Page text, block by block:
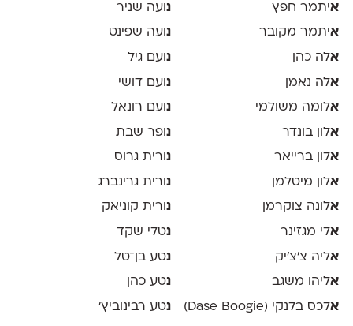
איתמר חפץ
איתמר מקובר
אלה כהן
אלה נאמן
אלומה משולמי
אלון בונדר
אלון ברייאר
אלון מיטלמן
אלונה צוקרמן
אלי מגזינר
אליה צ׳צ׳יק
אליהו משגב
אלכס בלנקי (Dase Boogie)
נ ועה שניר
נועה שפינט
נ ועם גיל
נועם דושי
נ ועם רונאל
נ ופר שבת
נורית גרוס
נ ורית גרינברג
נורית קוניאק
נטלי שקד
נטע בן־טל
נטע כהן
נטע רבינוביץ׳